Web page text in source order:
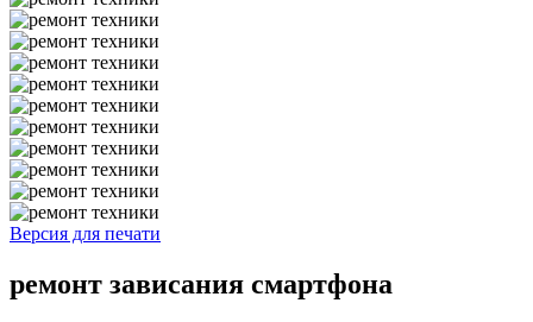
Версия для печати
ремонт зависания смартфона